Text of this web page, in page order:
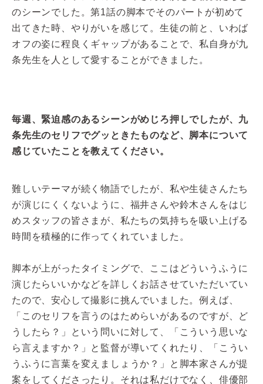
のシーンでした。第1話の脚本でそのパートが初めて
出てきた時、やりがいを感じて。生徒の前と、いわば
オフの姿に程良くギャップがあることで、私自身が九
条先生を人として愛することができました。
毎週、緊迫感のあるシーンがめじろ押しでしたが、九
条先生のセリフでグッときたものなど、脚本について
感じていたことを教えてください。
難しいテーマが続く物語でしたが、私や生徒さんたち
が演じにくくないように、福井さんや鈴木さんをはじ
めスタッフの皆さまが、私たちの気持ちを吸い上げる
時間を積極的に作ってくれていました。
脚本が上がったタイミングで、ここはどういうふうに
演じたらいいかなどを詳しくお話させていただいてい
たので、安心して撮影に挑んでいました。例えば、
「このセリフを言うのはためらいがあるのですが、ど
うしたら？」という問いに対して、「こういう思いな
ら言えますか？」と監督が導いてくれたり、「こうい
うふうに言葉を変えましょうか？」と脚本家さんが提
案をしてくださったり。それは私だけでなく、俳優部